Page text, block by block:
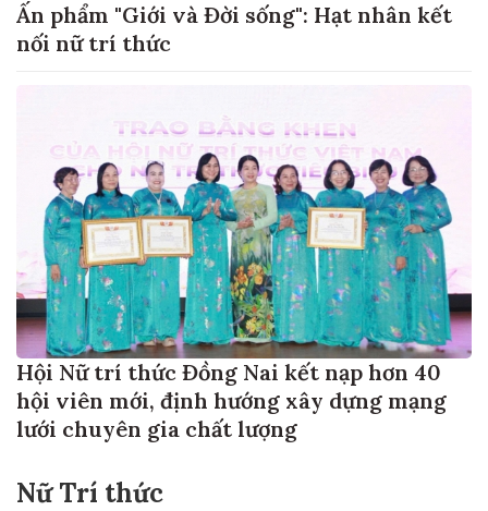
Ấn phẩm "Giới và Đời sống": Hạt nhân kết
nối nữ trí thức
Hội Nữ trí thức Đồng Nai kết nạp hơn 40
hội viên mới, định hướng xây dựng mạng
lưới chuyên gia chất lượng
Nữ Trí thức